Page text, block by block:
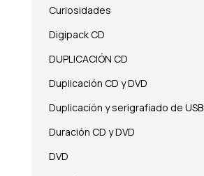
Curiosidades
Digipack CD
DUPLICACIÓN CD
Duplicación CD y DVD
Duplicación y serigrafiado de USB
Duración CD y DVD
DVD